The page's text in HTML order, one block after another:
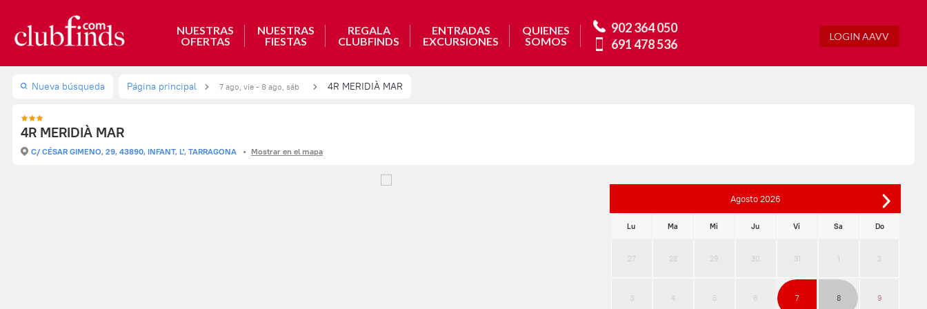
NUESTRAS
OFERTAS
NUESTRAS
FIESTAS
REGALA
CLUBFINDS
ENTRADAS
EXCURSIONES
QUIENES
SOMOS
902 364 050
691 478 536
LOGIN AAVV
Nueva búsqueda Página principal 7 ago, vie - 8 ago, sáb 4R MERIDIÀ MAR
4R MERIDIÀ MAR
C/ CÉSAR GIMENO, 29, 43890, INFANT, L', TARRAGONA Mostrar en el mapa
Agosto 2026
Lu Ma Mi Ju Vi Sa Do
27 28 29 30 31 1 2
3 4 5 6 7 8 9